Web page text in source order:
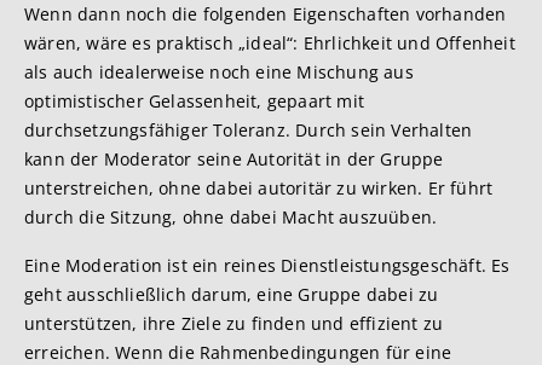
Wenn dann noch die folgenden Eigenschaften vorhanden
wären, wäre es praktisch „ideal“: Ehrlichkeit und Offenheit
als auch idealerweise noch eine Mischung aus
optimistischer Gelassenheit, gepaart mit
durchsetzungsfähiger Toleranz. Durch sein Verhalten
kann der Moderator seine Autorität in der Gruppe
unterstreichen, ohne dabei autoritär zu wirken. Er führt
durch die Sitzung, ohne dabei Macht auszuüben.
Eine Moderation ist ein reines Dienstleistungsgeschäft. Es
geht ausschließlich darum, eine Gruppe dabei zu
unterstützen, ihre Ziele zu finden und effizient zu
erreichen. Wenn die Rahmenbedingungen für eine